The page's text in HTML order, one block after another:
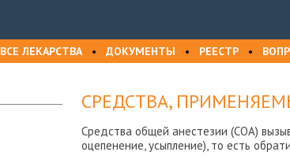
ВСЕ ЛЕКАРСТВА• ДОКУМЕНТЫ • РЕЕСТР •
СРЕДСТВА,
Средства общей анестезии (СОА)
оцепенение, усыпление), то есть